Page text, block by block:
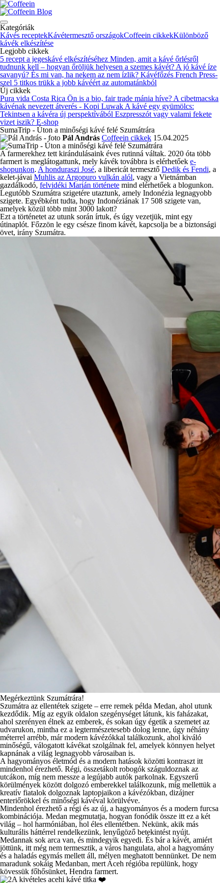
Blog
Kategóriák
Kávés receptekKávétermesztő országokCoffeein cikkekKülönböző
kávék elkészítése
Legjobb cikkek
5 recept a jegeskávé elkészítéséhez Minden, amit a kávé őrlésről
tudnunk kell – hogyan őröljük helyesen a szemes kávét? A jó kávé íze
savanyú? És mi van, ha nekem az nem ízlik? Kávéfőzés French Press-
szel 5 titkos trükk a jobb kávéért az automatánkból
Új cikkek
Pura vida Costa Rica Ön is a bio, fair trade mánia híve? A cibetmacska
kávénak nevezett átverés - Kopi Luwak A kávé egy gyümölcs:
Tekintsen a kávéra új perspektívából Eszpresszót vagy valami fekete
vizet iszik? E-shop
SumaTrip - Úton a minőségi kávé felé Szumátrára
Pál András Coffeein cikkek 15.04.2025
A farmerekhez tett kirándulásaink éves rutinná váltak. 2020 óta több
farmert is meglátogattunk, mely kávék továbbra is elérhetőek e-
shopunkon. A honduraszi José, a libericát termesztő Dedik és Fendi, a
kelet-jávai Muhlis az Argopuro vulkán alól, vagy a Vietnámban
gazdálkodó, felvidéki Marián története mind elérhetőek a blogunkon.
Legutóbb Szumátra szigetére utaztunk, amely Indonézia legnagyobb
szigete. Egyébként tudta, hogy Indonéziának 17 508 szigete van,
amelyek közül több mint 3000 lakott?
Ezt a történetet az utunk során írtuk, és úgy vezetjük, mint egy
útinaplót. Főzzön le egy csésze finom kávét, kapcsolja be a biztonsági
övet, irány Szumátra.
Megérkeztünk Szumátrára!
Szumátra az ellentétek szigete – erre remek példa Medan, ahol utunk
kezdődik. Míg az egyik oldalon szegénységet látunk, kis faházakat,
ahol szerényen élnek az emberek, és sokan úgy égetik a szemetet az
udvarukon, mintha ez a legtermészetesebb dolog lenne, úgy néhány
méterrel arrébb, már modern kávézókkal találkozunk, ahol kiváló
minőségű, válogatott kávékat szolgálnak fel, amelyek könnyen helyet
kapnának a világ legnagyobb városaiban is.
A hagyományos életmód és a modern hatások közötti kontraszt itt
mindenhol érezhető. Régi, összetákolt robogók száguldoznak az
utcákon, míg nem messze a legújabb autók parkolnak. Egyszerű
körülmények között dolgozó emberekkel találkozunk, míg mellettük a
kreatív fiatalok dolgoznak laptopjaikon a kávézókban, dizájner
enteriőrökkel és minőségi kávéval körülvéve.
Mindenhol érezhető a régi és az új, a hagyományos és a modern furcsa
kombinációja. Medan megmutatja, hogyan fonódik össze itt ez a két
világ – hol harmóniában, hol éles ellentétben. Nekünk, akik más
kulturális háttérrel rendelkezünk, lenyűgöző betekintést nyújt.
Medannak sok arca van, és mindegyik egyedi. És bár a kávét, amiért
jöttünk, itt még nem termesztik, a város hangulata, ahol a hagyomány
és a haladás egymás mellett áll, mélyen meghatott bennünket. De nem
maradunk sokáig Medanban, mert Aceh régióba repülünk, hogy
kövessük főhősünket, Hendra farmert.
A kivételes acehi kávé titka ❤️